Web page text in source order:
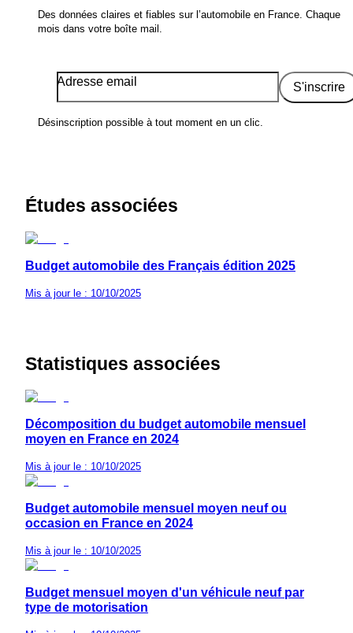
Des données claires et fiables sur l’automobile en France. Chaque
mois dans votre boîte mail.
S'inscrire
Adresse email
Désinscription possible à tout moment en un clic.
Études associées
Budget automobile des Français édition 2025
Mis à jour le : 10/10/2025
Statistiques associées
Décomposition du budget automobile mensuel
moyen en France en 2024
Mis à jour le : 10/10/2025
Budget automobile mensuel moyen neuf ou
occasion en France en 2024
Mis à jour le : 10/10/2025
Budget mensuel moyen d'un véhicule neuf par
type de motorisation